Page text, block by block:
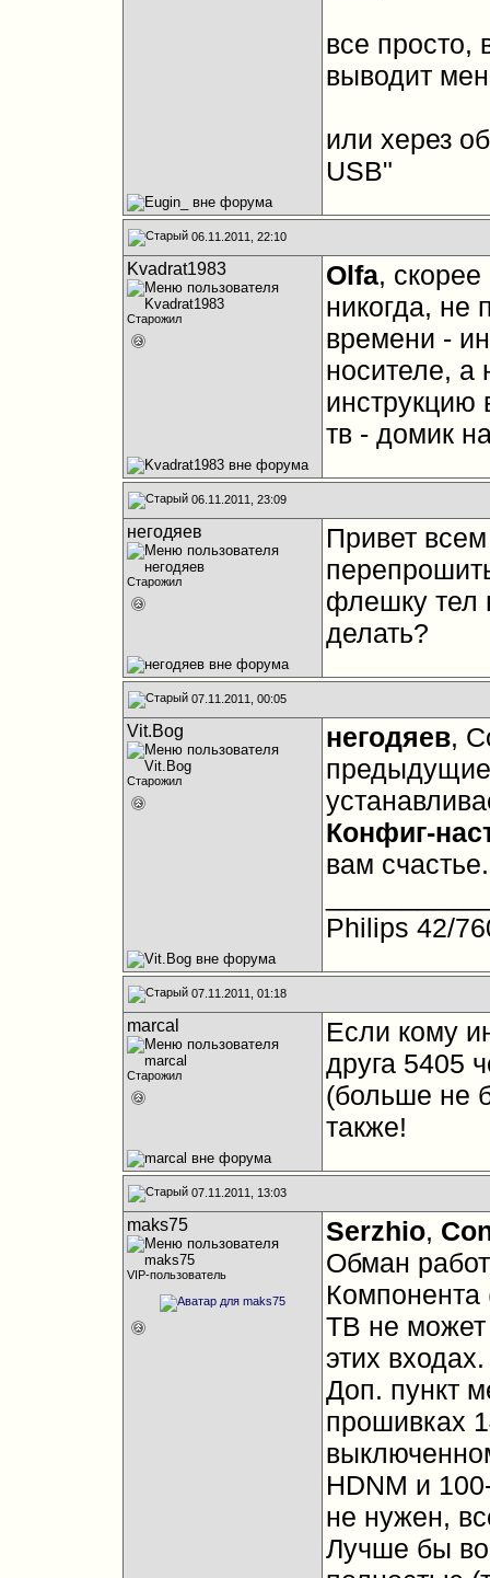
все просто,
выводит
или xерез
USB"
06.11.2011, 22:10
Kvadrat1983
Старожил
Olfa, скорее
никогда, не
времени -
носителе, а
инструкцию
тв - домик
06.11.2011, 23:09
негодяев
Старожил
Привет
флешку тел
делать?
07.11.2011, 00:05
Vit.Bog
Старожил
негодяев,
Конфиг-
вам счастье.
Philips 42/
07.11.2011, 01:18
marcal
Старожил
Если кому
друга 5405
(больше не
также!
07.11.2011, 13:03
maks75
VIP-пользователь
Serzhio,
Обман
ТВ не может
этих входах.
Доп. пункт
прошивках
HDNM и
не нужен,
Лучше бы